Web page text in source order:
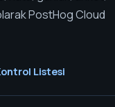
PostHog Cloud
Listesi